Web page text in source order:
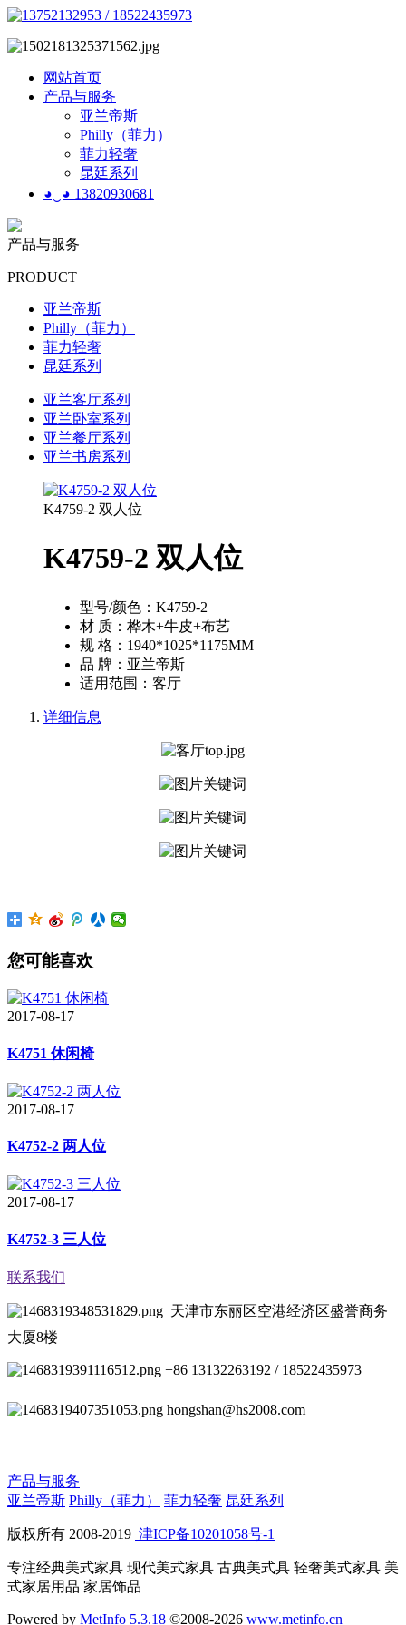
网站首页
产品与服务
亚兰帝斯
Philly（菲力）
菲力轻奢
昆廷系列
◕‿◕ 13820930681
产品与服务
PRODUCT
亚兰帝斯
Philly（菲力）
菲力轻奢
昆廷系列
亚兰客厅系列
亚兰卧室系列
亚兰餐厅系列
亚兰书房系列
K4759-2 双人位
K4759-2 双人位
型号/颜色： K4759-2
材 质： 桦木+牛皮+布艺
规 格： 1940*1025*1175MM
品 牌： 亚兰帝斯
适用范围： 客厅
详细信息
您可能喜欢
2017-08-17
K4751 休闲椅
2017-08-17
K4752-2 两人位
2017-08-17
K4752-3 三人位
联系我们
天津市东丽区空港经济区盛誉商务
大厦8楼
+86 13132263192 / 18522435973
hongshan@hs2008.com
产品与服务
亚兰帝斯 Philly（菲力） 菲力轻奢 昆廷系列
版权所有 2008-2019 津ICP备10201058号-1
专注经典美式家具 现代美式家具 古典美式具 轻奢美式家具 美
式家居用品 家居饰品
Powered by MetInfo 5.3.18 ©2008-2026 www.metinfo.cn